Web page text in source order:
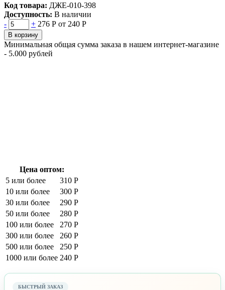
Код товара: ДЖЕ-010-398
Доступность: В наличии
-
+ 276 Р от 240 Р
В корзину
Минимальная общая сумма заказа в нашем интернет-магазине
- 5.000 рублей
Цена оптом:
5 или более
310 Р
10 или более
300 Р
30 или более
290 Р
50 или более
280 Р
100 или более
270 Р
300 или более
260 Р
500 или более
250 Р
1000 или более 240 Р
БЫСТРЫЙ ЗАКАЗ